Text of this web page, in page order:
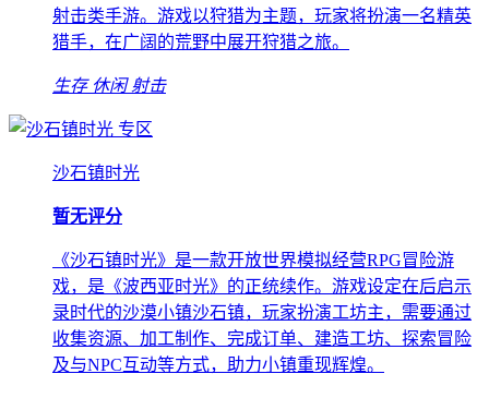
射击类手游。游戏以狩猎为主题，玩家将扮演一名精英
猎手，在广阔的荒野中展开狩猎之旅。
生存 休闲 射击
专区
沙石镇时光
暂无评分
《沙石镇时光》是一款开放世界模拟经营RPG冒险游
戏，是《波西亚时光》的正统续作。游戏设定在后启示
录时代的沙漠小镇沙石镇，玩家扮演工坊主，需要通过
收集资源、加工制作、完成订单、建造工坊、探索冒险
及与NPC互动等方式，助力小镇重现辉煌。